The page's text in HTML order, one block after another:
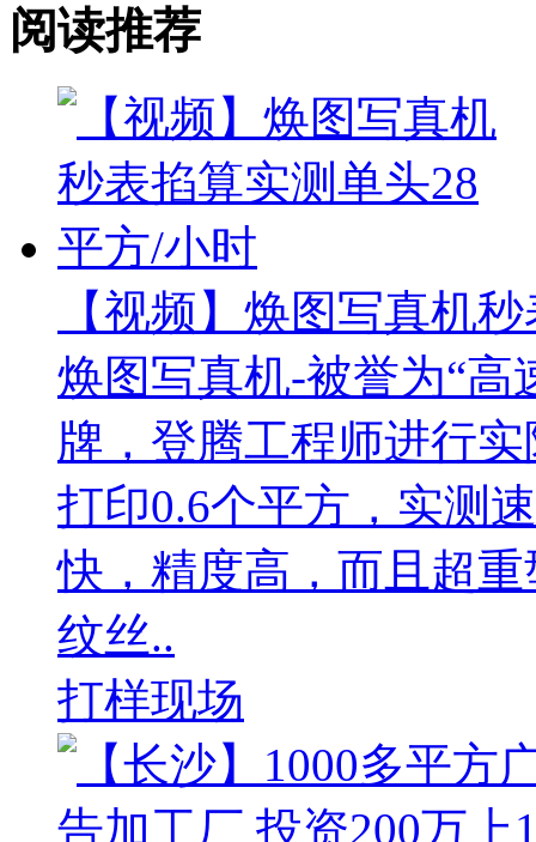
阅读推荐
【视频】焕图写真机
焕图写真机-被誉为“高
牌，登腾工程师进行
打印0.6个平方，实测
快，精度高，而且超
纹丝..
打样现场